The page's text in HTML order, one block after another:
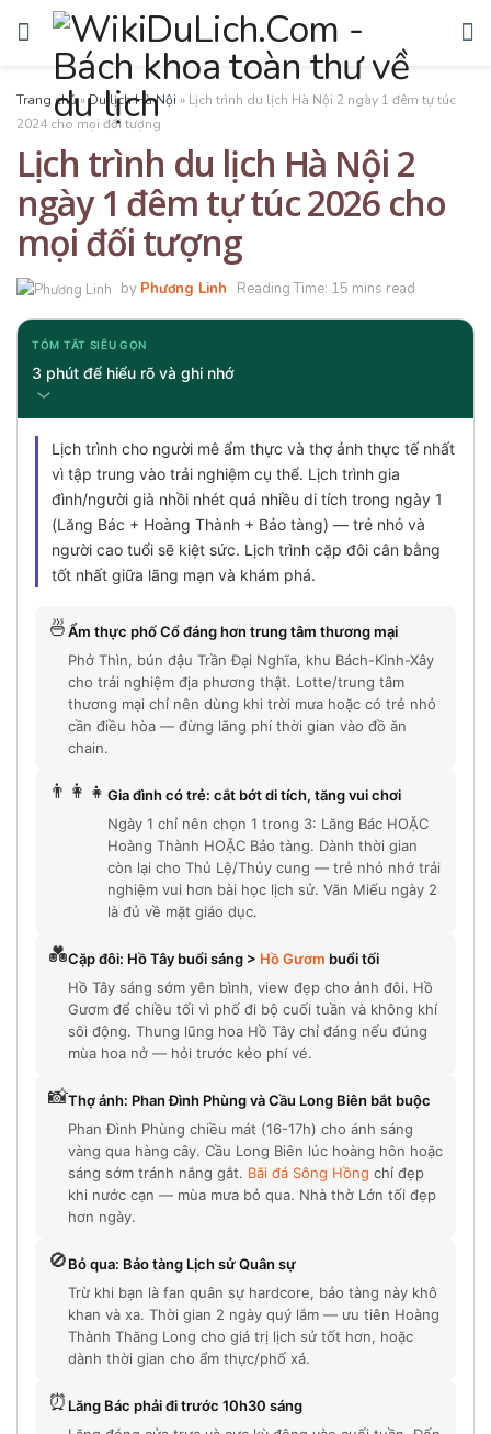
Trang chủ»Du lịch Hà Nội » Lịch trình du lịch Hà Nội 2 ngày 1 đêm tự túc
2024 cho mọi đối tượng
Lịch trình du lịch Hà Nội 2
ngày 1 đêm tự túc 2026 cho
mọi đối tượng
by Phương Linh Reading Time: 15 mins read
TÓM TẮT SIÊU GỌN
3 phút để hiểu rõ và ghi nhớ
Lịch trình cho người mê ẩm thực và thợ ảnh thực tế nhất
vì tập trung vào trải nghiệm cụ thể. Lịch trình gia
đình/người già nhồi nhét quá nhiều di tích trong ngày 1
(Lăng Bác + Hoàng Thành + Bảo tàng) — trẻ nhỏ và
người cao tuổi sẽ kiệt sức. Lịch trình cặp đôi cân bằng
tốt nhất giữa lãng mạn và khám phá.
🍜Ẩm thực phố Cổ đáng hơn trung tâm thương mại
Phở Thìn, bún đậu Trần Đại Nghĩa, khu Bách-Kinh-Xây
cho trải nghiệm địa phương thật. Lotte/trung tâm
thương mại chỉ nên dùng khi trời mưa hoặc có trẻ nhỏ
cần điều hòa — đừng lãng phí thời gian vào đồ ăn
chain.
👨‍👩‍👧 Gia đình có trẻ: cắt bớt di tích, tăng vui chơi
Ngày 1 chỉ nên chọn 1 trong 3: Lăng Bác HOẶC
Hoàng Thành HOẶC Bảo tàng. Dành thời gian
còn lại cho Thủ Lệ/Thủy cung — trẻ nhỏ nhớ trải
nghiệm vui hơn bài học lịch sử. Văn Miếu ngày 2
là đủ về mặt giáo dục.
💑Cặp đôi: Hồ Tây buổi sáng > Hồ Gươm buổi tối
Hồ Tây sáng sớm yên bình, view đẹp cho ảnh đôi. Hồ
Gươm để chiều tối vì phố đi bộ cuối tuần và không khí
sôi động. Thung lũng hoa Hồ Tây chỉ đáng nếu đúng
mùa hoa nở — hỏi trước kẻo phí vé.
📸Thợ ảnh: Phan Đình Phùng và Cầu Long Biên bắt buộc
Phan Đình Phùng chiều mát (16-17h) cho ánh sáng
vàng qua hàng cây. Cầu Long Biên lúc hoàng hôn hoặc
sáng sớm tránh nắng gắt. Bãi đá Sông Hồng chỉ đẹp
khi nước cạn — mùa mưa bỏ qua. Nhà thờ Lớn tối đẹp
hơn ngày.
🚫Bỏ qua: Bảo tàng Lịch sử Quân sự
Trừ khi bạn là fan quân sự hardcore, bảo tàng này khô
khan và xa. Thời gian 2 ngày quý lắm — ưu tiên Hoàng
Thành Thăng Long cho giá trị lịch sử tốt hơn, hoặc
dành thời gian cho ẩm thực/phố xá.
⏰ Lăng Bác phải đi trước 10h30 sáng